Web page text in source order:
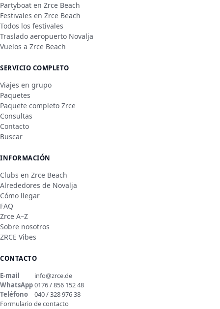
Partyboat en Zrce Beach
Festivales en Zrce Beach
Todos los festivales
Traslado aeropuerto Novalja
Vuelos a Zrce Beach
SERVICIO COMPLETO
Viajes en grupo
Paquetes
Paquete completo Zrce
Consultas
Contacto
Buscar
INFORMACIÓN
Clubs en Zrce Beach
Alrededores de Novalja
Cómo llegar
FAQ
Zrce A–Z
Sobre nosotros
ZRCE Vibes
CONTACTO
E-mail
info@zrce.de
WhatsApp0176 / 856 152 48
Teléfono
040 / 328 976 38
Formulario de contacto